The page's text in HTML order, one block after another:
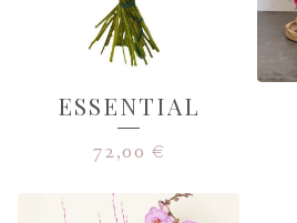
ESSENTIAL
72,00 €